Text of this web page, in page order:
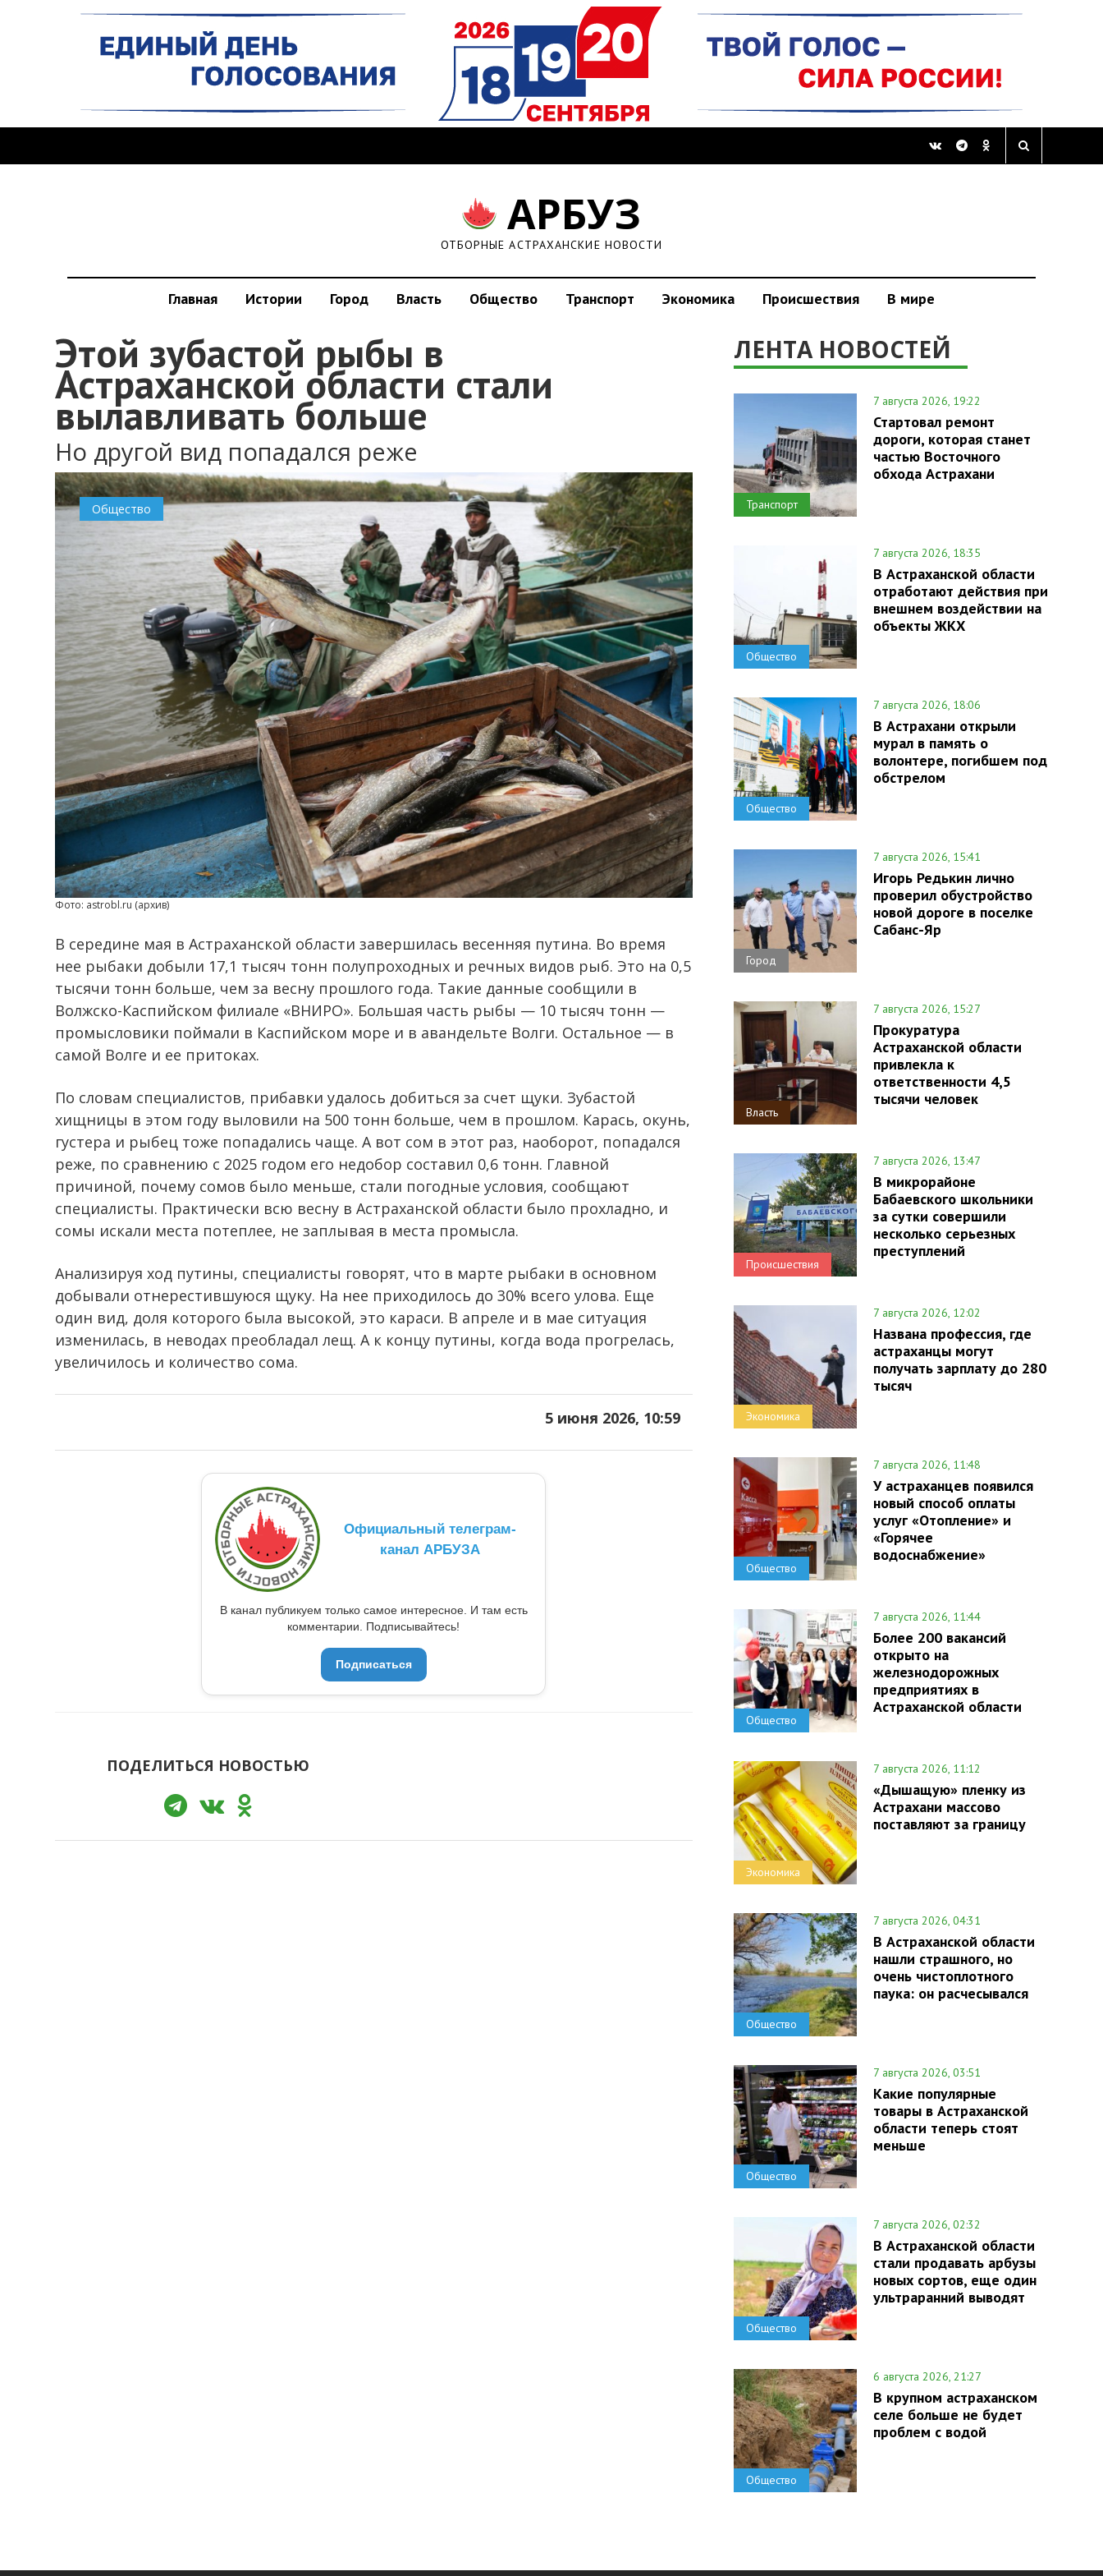
АРБУЗ
ОТБОРНЫЕ АСТРАХАНСКИЕ НОВОСТИ
Главная Истории Город Власть Общество Транспорт Экономика Происшествия В мире
Этой зубастой рыбы в
Астраханской области стали
вылавливать больше
Но другой вид попадался реже
Общество
Фото: astrobl.ru (архив)
В середине мая в Астраханской области завершилась весенняя путина. Во время
нее рыбаки добыли 17,1 тысяч тонн полупроходных и речных видов рыб. Это на 0,5
тысячи тонн больше, чем за весну прошлого года. Такие данные сообщили в
Волжско-Каспийском филиале «ВНИРО». Большая часть рыбы — 10 тысяч тонн —
промысловики поймали в Каспийском море и в авандельте Волги. Остальное — в
самой Волге и ее притоках.
По словам специалистов, прибавки удалось добиться за счет щуки. Зубастой
хищницы в этом году выловили на 500 тонн больше, чем в прошлом. Карась, окунь,
густера и рыбец тоже попадались чаще. А вот сом в этот раз, наоборот, попадался
реже, по сравнению с 2025 годом его недобор составил 0,6 тонн. Главной
причиной, почему сомов было меньше, стали погодные условия, сообщают
специалисты. Практически всю весну в Астраханской области было прохладно, и
сомы искали места потеплее, не заплывая в места промысла.
Анализируя ход путины, специалисты говорят, что в марте рыбаки в основном
добывали отнерестившуюся щуку. На нее приходилось до 30% всего улова. Еще
один вид, доля которого была высокой, это караси. В апреле и в мае ситуация
изменилась, в неводах преобладал лещ. А к концу путины, когда вода прогрелась,
увеличилось и количество сома.
5 июня 2026, 10:59
Официальный телеграм-
канал АРБУЗА
В канал публикуем только самое интересное. И там есть
комментарии. Подписывайтесь!
Подписаться
ПОДЕЛИТЬСЯ НОВОСТЬЮ
ЛЕНТА НОВОСТЕЙ
Транспорт
7 августа 2026, 19:22
Стартовал ремонт
дороги, которая станет
частью Восточного
обхода Астрахани
Общество
7 августа 2026, 18:35
В Астраханской области
отработают действия при
внешнем воздействии на
объекты ЖКХ
Общество
7 августа 2026, 18:06
В Астрахани открыли
мурал в память о
волонтере, погибшем под
обстрелом
Город
7 августа 2026, 15:41
Игорь Редькин лично
проверил обустройство
новой дороге в поселке
Сабанс-Яр
Власть
7 августа 2026, 15:27
Прокуратура
Астраханской области
привлекла к
ответственности 4,5
тысячи человек
Происшествия
7 августа 2026, 13:47
В микрорайоне
Бабаевского школьники
за сутки совершили
несколько серьезных
преступлений
Экономика
7 августа 2026, 12:02
Названа профессия, где
астраханцы могут
получать зарплату до 280
тысяч
Общество
7 августа 2026, 11:48
У астраханцев появился
новый способ оплаты
услуг «Отопление» и
«Горячее
водоснабжение»
Общество
7 августа 2026, 11:44
Более 200 вакансий
открыто на
железнодорожных
предприятиях в
Астраханской области
Экономика
7 августа 2026, 11:12
«Дышащую» пленку из
Астрахани массово
поставляют за границу
Общество
7 августа 2026, 04:31
В Астраханской области
нашли страшного, но
очень чистоплотного
паука: он расчесывался
Общество
7 августа 2026, 03:51
Какие популярные
товары в Астраханской
области теперь стоят
меньше
Общество
7 августа 2026, 02:32
В Астраханской области
стали продавать арбузы
новых сортов, еще один
ультраранний выводят
Общество
6 августа 2026, 21:27
В крупном астраханском
селе больше не будет
проблем с водой